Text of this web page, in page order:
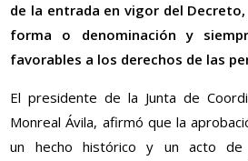
de la entrada en vigor del
forma o denominación y
favorables a los derechos de las
El presidente de la Junta de
Monreal Ávila, afirmó que la
un hecho histórico y un acto de